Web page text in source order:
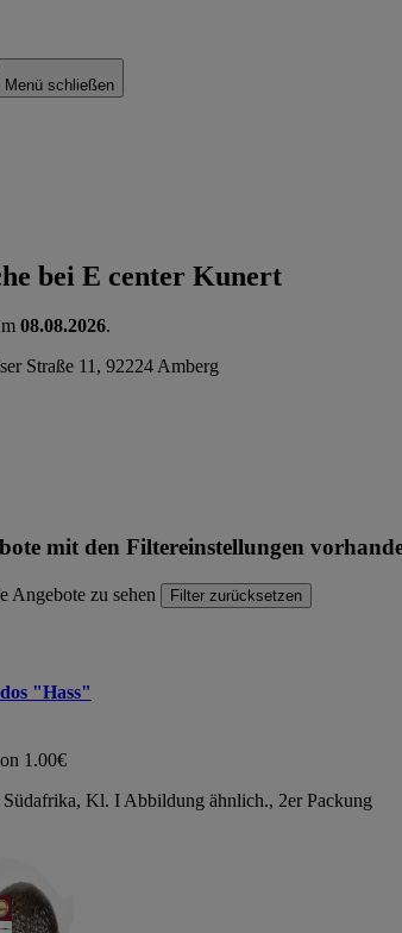
Menü schließen
bei E center Kunert
08.08.2026.
Straße 11, 92224 Amberg
mit den Filtereinstellungen
Angebote zu sehen Filter zurücksetzen
"Hass"
1.00€
Kl. I Abbildung ähnlich., 2er Packung